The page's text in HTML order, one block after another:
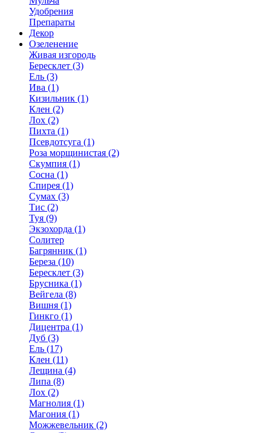
Удобрения
Препараты
Декор
Озеленение
Живая изгородь
Бересклет (3)
Ель (3)
Ива (1)
Кизильник (1)
Клен (2)
Лох (2)
Пихта (1)
Псевдотсуга (1)
Роза морщинистая (2)
Скумпия (1)
Сосна (1)
Спирея (1)
Сумах (3)
Тис (2)
Туя (9)
Экзохорда (1)
Солитер
Багрянник (1)
Береза (10)
Бересклет (3)
Брусника (1)
Вейгела (8)
Вишня (1)
Гинкго (1)
Дицентра (1)
Дуб (3)
Ель (17)
Клен (11)
Лещина (4)
Липа (8)
Лох (2)
Магнолия (1)
Магония (1)
Можжевельник (2)